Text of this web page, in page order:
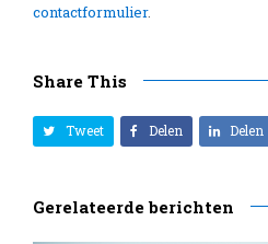
contactformulier.
Share This
Tweet Delen Delen
Gerelateerde berichten